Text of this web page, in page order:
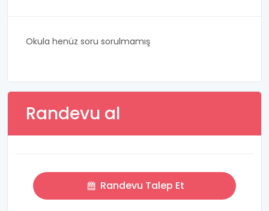
Okula henüz soru sorulmamış
Randevu al
Randevu Talep Et